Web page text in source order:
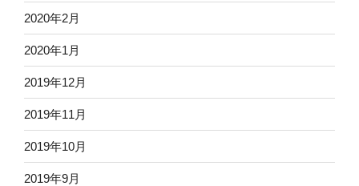
2020年2月
2020年1月
2019年12月
2019年11月
2019年10月
2019年9月